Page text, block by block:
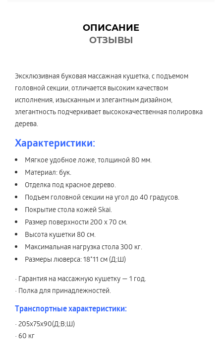
ОПИСАНИЕ
ОТЗЫВЫ
Эксклюзивная буковая массажная кушетка, с подъемом
головной секции, отличается высоким качеством
исполнения, изысканным и элегантным дизайном,
элегантность подчеркивает высококачественная полировка
дерева.
Характеристики:
Мягкое удобное ложе, толщиной 80 мм.
Материал: бук.
Отделка под красное дерево.
Подъем головной секции на угол до 40 градусов.
Покрытие стола кожей Skai.
Размер поверхности 200 х 70 см.
Высота кушетки 80 см.
Максимальная нагрузка стола 300 кг.
Размеры люверса: 18*11 см (Д;Ш)
• Гарантия на массажную кушетку — 1 год.
• Полка для принадлежностей.
Транспортные характеристики:
• 205х75х90(Д;В;Ш)
• 60 кг